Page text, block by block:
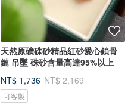
天然原礦硃砂精品紅砂愛心鎖骨
鏈 吊墜 硃砂含量高達95%以上
NT$ 1,736 NT$ 2,169
可客製